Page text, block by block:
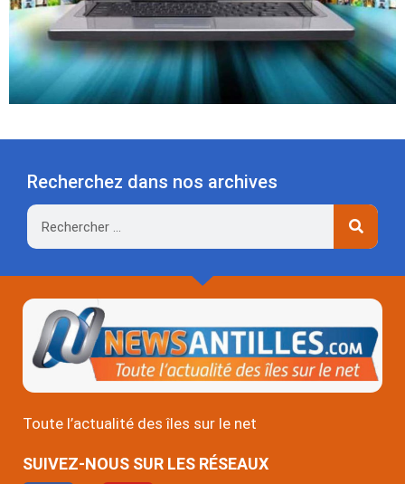
Recherchez dans nos archives
Rechercher
Toute l’actualité des îles sur le net
SUIVEZ-NOUS SUR LES RÉSEAUX